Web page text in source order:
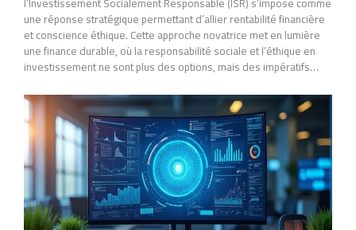
une réponse stratégique permettant d’allier rentabilité financière
et conscience éthique. Cette approche novatrice met en lumière
une finance durable, où la responsabilité sociale et l’éthique en
investissement ne sont plus des options, mais des impératifs…